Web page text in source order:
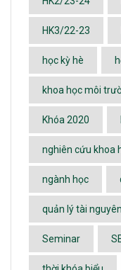
HK3/22-23
học kỳ hè
khoa học môi
Khóa 2020
nghiên cứu khoa
ngành học
quản lý tài
Seminar